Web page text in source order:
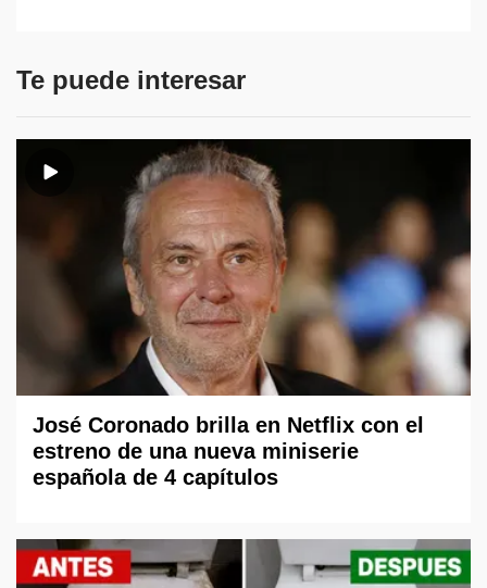
Te puede interesar
José Coronado brilla en Netflix con el
estreno de una nueva miniserie
española de 4 capítulos